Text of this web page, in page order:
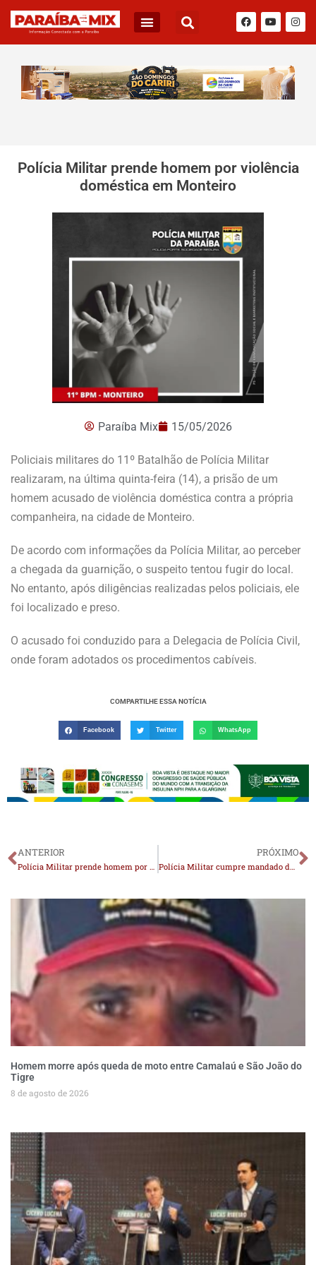
Polícia Militar prende homem por violência
doméstica em Monteiro
Paraíba Mix 15/05/2026
Policiais militares do 11º Batalhão de Polícia Militar
realizaram, na última quinta-feira (14), a prisão de um
homem acusado de violência doméstica contra a própria
companheira, na cidade de Monteiro.
De acordo com informações da Polícia Militar, ao perceber
a chegada da guarnição, o suspeito tentou fugir do local.
No entanto, após diligências realizadas pelos policiais, ele
foi localizado e preso.
O acusado foi conduzido para a Delegacia de Polícia Civil,
onde foram adotados os procedimentos cabíveis.
COMPARTILHE ESSA NOTÍCIA
Facebook Twitter WhatsApp
ANTERIOR
Polícia Militar prende homem por porte de drogas em Monteiro
PRÓXIMO
Polícia Militar cumpre mandado de prisão em Monteiro
Homem morre após queda de moto entre Camalaú e São João do
Tigre
8 de agosto de 2026